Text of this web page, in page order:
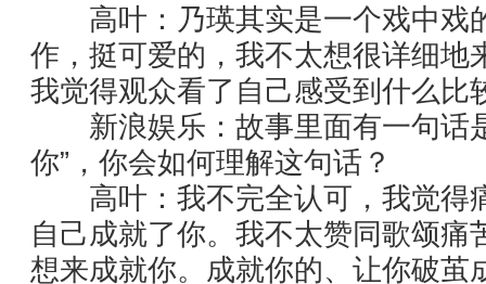
高叶：乃瑛其实是一个戏中戏
作，挺可爱的，我不太想很详细地
我觉得观众看了自己感受到什么比
新浪娱乐：故事里面有一句话
你”，你会如何理解这句话？
高叶：我不完全认可，我觉得
自己成就了你。我不太赞同歌颂
想来成就你。成就你的、让你破茧